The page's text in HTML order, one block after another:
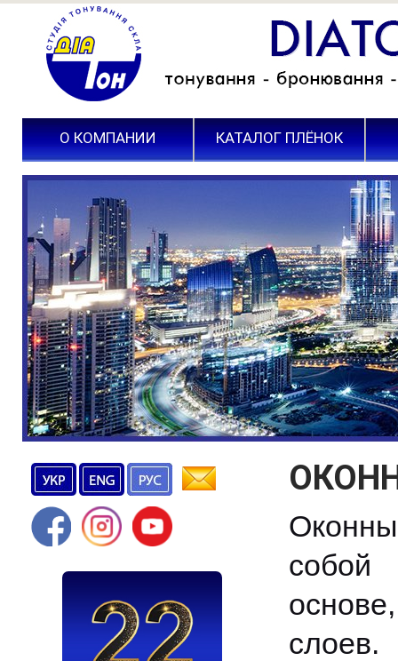
О КОМПАНИИ КАТАЛОГ ПЛЁНОК
собой